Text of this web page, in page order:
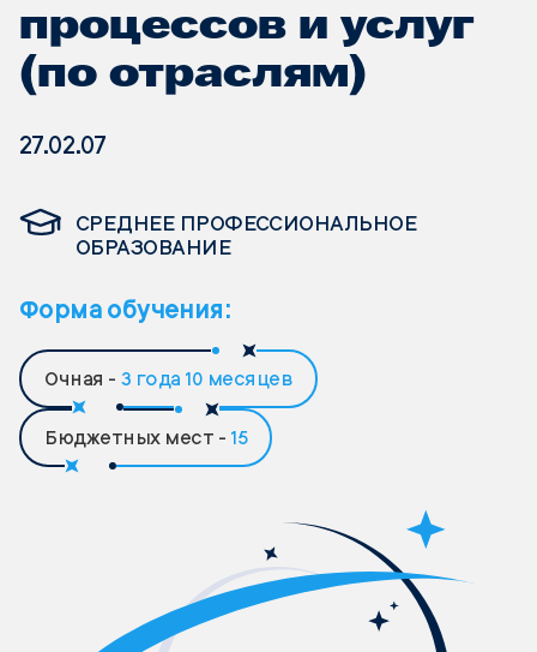
процессов и услуг
(по отраслям)
27.02.07
СРЕДНЕЕ ПРОФЕССИОНАЛЬНОЕ
ОБРАЗОВАНИЕ
Форма обучения:
Очная - 3 года 10 месяцев
Бюджетных мест - 15